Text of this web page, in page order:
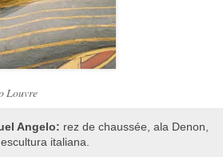
Louvre
Angelo: rez de chaussée, ala Denon,
italiana.